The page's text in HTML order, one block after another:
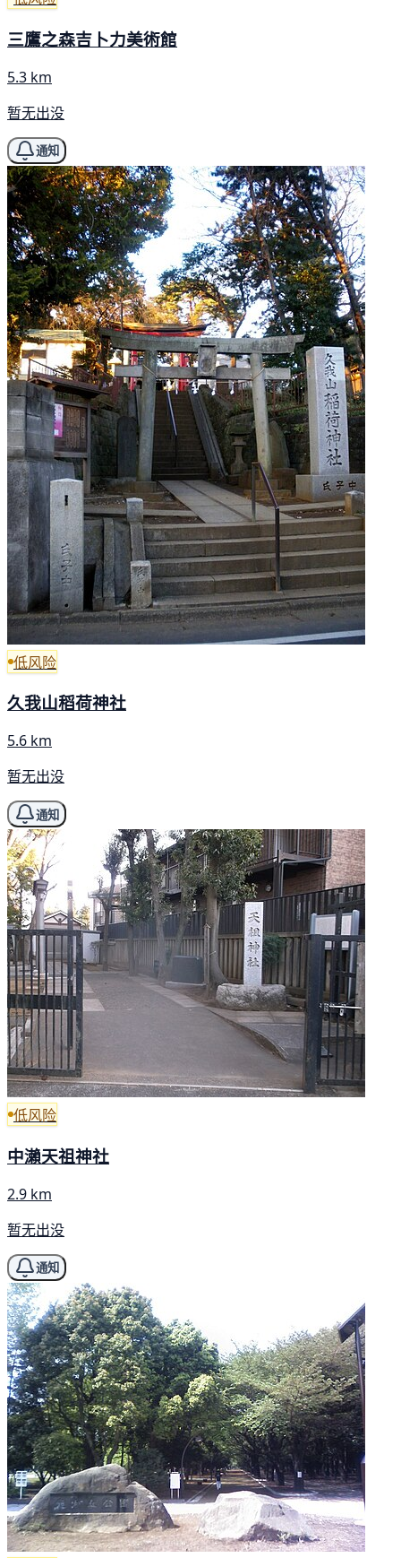
三鷹之森吉卜力美術館
5.3 km
暂无出没
通知
低风险
久我山稻荷神社
5.6 km
暂无出没
通知
低风险
中瀨天祖神社
2.9 km
暂无出没
通知